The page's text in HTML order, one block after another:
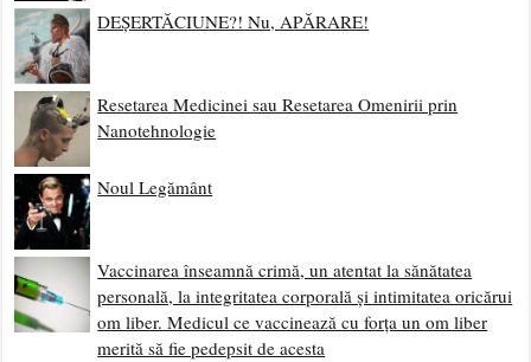
DEȘERTĂCIUNE?! Nu, APĂRARE!
Resetarea Medicinei sau Resetarea Omenirii prin
Nanotehnologie
Noul Legământ
Vaccinarea înseamnă crimă, un atentat la sănătatea
personală, la integritatea corporală și intimitatea oricărui
om liber. Medicul ce vaccinează cu forța un om liber
merită să fie pedepsit de acesta